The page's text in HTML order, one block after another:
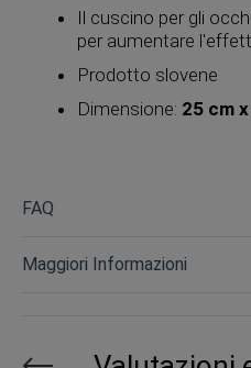
Il cuscino per gli
per aumentare
Prodotto slovene
Dimensione: 25 cm
FAQ
Maggiori Informazioni